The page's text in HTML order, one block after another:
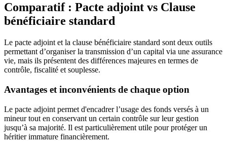
Comparatif : Pacte adjoint vs Clause
bénéficiaire standard
Le pacte adjoint et la clause bénéficiaire standard sont deux outils
permettant d’organiser la transmission d’un capital via une assurance
vie, mais ils présentent des différences majeures en termes de
contrôle, fiscalité et souplesse.
Avantages et inconvénients de chaque option
Le pacte adjoint permet d'encadrer l’usage des fonds versés à un
mineur tout en conservant un certain contrôle sur leur gestion
jusqu’à sa majorité. Il est particulièrement utile pour protéger un
héritier immature financièrement.